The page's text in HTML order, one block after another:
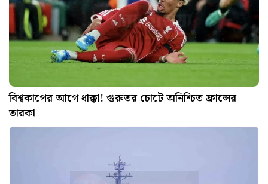
বিশ্বকাপের আগে ধাক্কা! গুরুতর চোটে অনিশ্চিত ফ্রান্সের
তারকা